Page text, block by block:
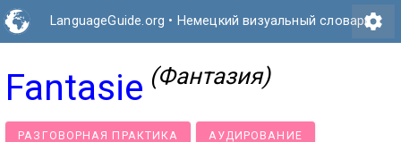
LanguageGuide.org • Немецкий визуальный словарьsettings
Fantasie (Фантазия)